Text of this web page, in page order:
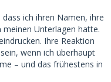
ich ihren Namen, ihre
Unterlagen hatte.
Ihre Reaktion
wenn ich überhaupt
– und das frühestens in